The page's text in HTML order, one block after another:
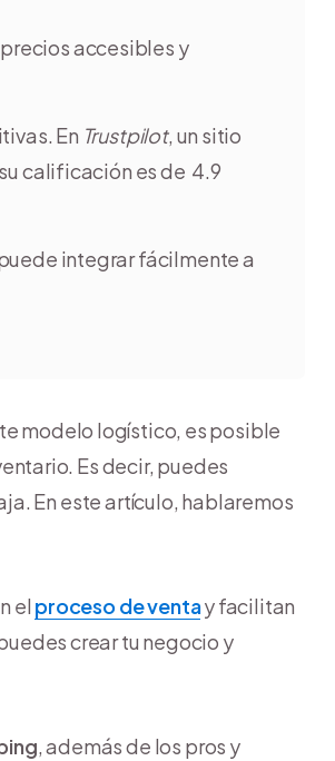
accesibles y
En Trustpilot, un sitio
calificación es de 4.9
integrar fácilmente a
modelo logístico, es posible
Es decir, puedes
En este artículo, hablaremos
el proceso de ventay facilitan
crear tu negocio y
, además de los pros y